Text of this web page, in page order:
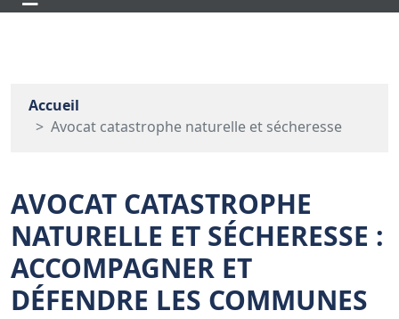
Accueil
Avocat catastrophe naturelle et sécheresse
AVOCAT CATASTROPHE
NATURELLE ET SÉCHERESSE :
ACCOMPAGNER ET
DÉFENDRE LES COMMUNES